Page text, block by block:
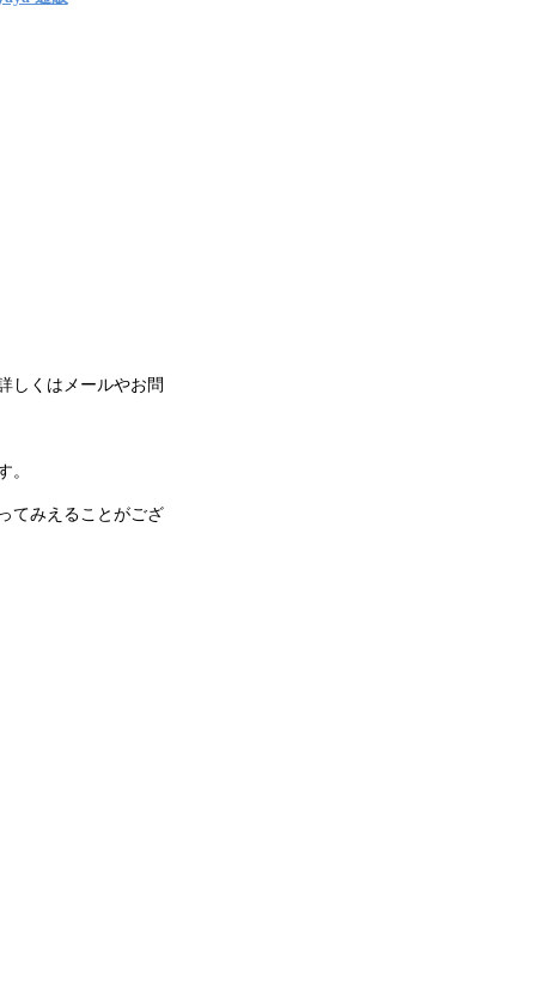
しくはメールやお問
。
てみえることがござ